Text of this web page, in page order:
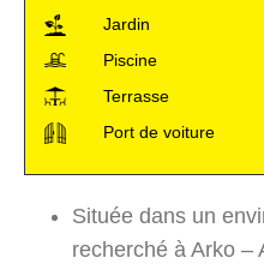
Jardin
Piscine
Terrasse
Port de voiture
Située dans un
recherché à Arko –